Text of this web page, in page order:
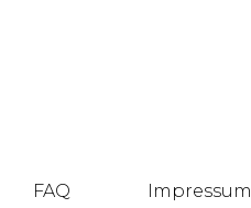
FAQ Impressum